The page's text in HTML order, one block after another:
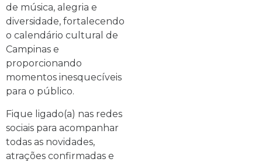
de música, alegria e
diversidade, fortalecendo
o calendário cultural de
Campinas e
proporcionando
momentos inesquecíveis
para o público.
Fique ligado(a) nas redes
sociais para acompanhar
todas as novidades,
atrações confirmadas e